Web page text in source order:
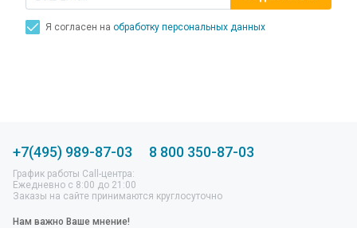
Я согласен на обработку персональных данных
+7(495) 989-87-03 8 800 350-87-03
График работы Call-центра:
Ежедневно с 8:00 до 21:00
Заказы на сайте принимаются круглосуточно
Нам важно Ваше мнение!